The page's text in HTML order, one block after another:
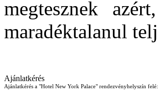
megtesznek
maradéktalanul
Ajánlatkérés
Ajánlatkérés a "Hotel New York Palace" rendezvényhelyszín felé: